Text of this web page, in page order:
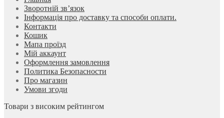
Зворотній зв’язок
Інформація про доставку та способи оплати.
Контакти
Кошик
Мапа проїзд
Мій аккаунт
Оформлення замовлення
Политика Безопасности
Про магазин
Умови згоди
Товари з високим рейтингом